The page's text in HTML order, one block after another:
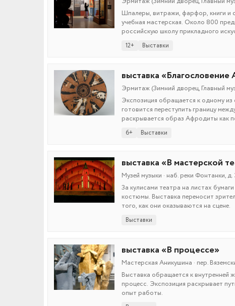
Шпалеры, витражи, фарфор, книги и
учебная мастерская. Около 800
российскую школу прикладного
12+ Выставки
выставка
Эрмитаж (Зимний дворец, Главный
Экспозиция обращается к одному
готовится переступить границу
раскрывается образ Афродиты как
6+ Выставки
выставка «В мастерской
Музей музыки · наб. реки Фонтанки, д.
За кулисами театра на листах
костюмы. Выставка переносит
того, как они оказываются на сцене.
Выставки
выставка «В процессе»
Мастерская Аникушина · пер.
Выставка обращается к внутренней
процесс. Экспозиция раскрывает
опыт работы.